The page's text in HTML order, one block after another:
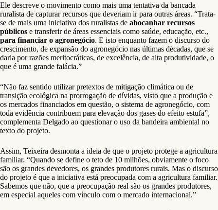
Ele descreve o movimento como mais uma tentativa da bancada
ruralista de capturar recursos que deveriam ir para outras áreas. “Trata-
se de mais uma iniciativa dos ruralistas de abocanhar recursos
públicos e transferir de áreas essenciais como saúde, educação, etc.,
para financiar o agronegócio. E isto enquanto fazem o discurso do
crescimento, de expansão do agronegócio nas últimas décadas, que se
daria por razões meritocráticas, de excelência, de alta produtividade, o
que é uma grande falácia.”
“Não faz sentido utilizar pretextos de mitigação climática ou de
transição ecológica na prorrogação de dívidas, visto que a produção e
os mercados financiados em questão, o sistema de agronegócio, com
toda evidência contribuem para elevação dos gases do efeito estufa”,
complementa Delgado ao questionar o uso da bandeira ambiental no
texto do projeto.
Assim, Teixeira desmonta a ideia de que o projeto protege a agricultura
familiar. “Quando se define o teto de 10 milhões, obviamente o foco
são os grandes devedores, os grandes produtores rurais. Mas o discurso
do projeto é que a iniciativa está preocupada com a agricultura familiar.
Sabemos que não, que a preocupação real são os grandes produtores,
em especial aqueles com vínculo com o mercado internacional.”